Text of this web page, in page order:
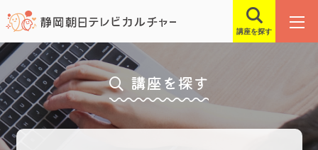
講座を探す
講座を探す